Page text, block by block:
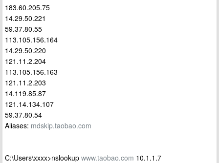
183.60.205.75
14.29.50.221
59.37.80.55
113.105.156.164
14.29.50.220
121.11.2.204
113.105.156.163
121.11.2.203
14.119.85.87
121.14.134.107
59.37.80.54
Aliases: mdskip.taobao.com
C:\Users\xxxx>nslookup www.taobao.com 10.1.1.7